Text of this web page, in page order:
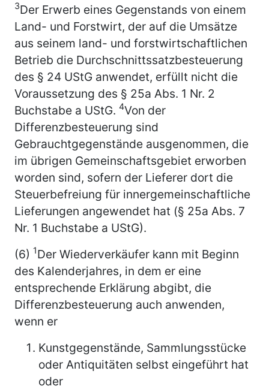
3Der Erwerb eines Gegenstands von einem
Land- und Forstwirt, der auf die Umsätze
aus seinem land- und forstwirtschaftlichen
Betrieb die Durchschnittssatzbesteuerung
des § 24 UStG anwendet, erfüllt nicht die
Voraussetzung des § 25a Abs. 1 Nr. 2
Buchstabe a UStG. 4Von der
Differenzbesteuerung sind
Gebrauchtgegenstände ausgenommen, die
im übrigen Gemeinschaftsgebiet erworben
worden sind, sofern der Lieferer dort die
Steuerbefreiung für innergemeinschaftliche
Lieferungen angewendet hat (§ 25a Abs. 7
Nr. 1 Buchstabe a UStG).
(6) 1Der Wiederverkäufer kann mit Beginn
des Kalenderjahres, in dem er eine
entsprechende Erklärung abgibt, die
Differenzbesteuerung auch anwenden,
wenn er
Kunstgegenstände, Sammlungsstücke
oder Antiquitäten selbst eingeführt hat
oder